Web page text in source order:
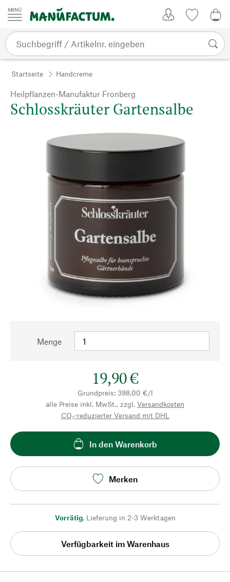
Zum Inhalt springen
Startseite Handcreme
Heilpflanzen-Manufaktur Fronberg
Schlosskräuter Gartensalbe
Menge
19,90 €
Grundpreis: 398,00 €/l
alle Preise inkl. MwSt., zzgl. Versandkosten
CO₂-reduzierter Versand mit DHL
In den Warenkorb
Merken
Vorrätig, Lieferung in 2-3 Werktagen
Verfügbarkeit im Warenhaus